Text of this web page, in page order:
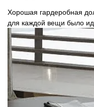
Хорошая гардеробная
для каждой вещи было